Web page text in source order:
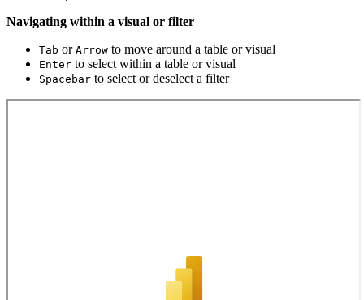
Navigating within a visual or filter
Tab or Arrow to move around a table or visual
Enter to select within a table or visual
Spacebar to select or deselect a filter